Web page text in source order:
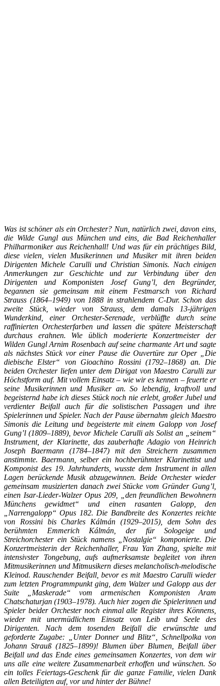
Was ist schöner als ein Orchester? Nun, natürlich zwei, davon eins,
die Wilde Gungl aus München und eins, die Bad Reichenhaller
Philharmoniker aus Reichenhall! Und was für ein prächtiges Bild,
diese vielen, vielen Musikerinnen und Musiker mit ihren beiden
Dirigenten Michele Carulli und Christian Simonis. Nach einigen
Anmerkungen zur Geschichte und zur Verbindung über den
Dirigenten und Komponisten Josef Gung’l, den Begründer,
begannen sie gemeinsam mit einem Festmarsch von Richard
Strauss (1864–1949) von 1888 in strahlendem C-Dur. Schon das
zweite Stück, wieder von Strauss, dem damals 13-jährigen
Wunderkind, einer Orchester-Serenade, verblüffte durch seine
raffinierten Orchesterfarben und lassen die spätere Meisterschaft
durchaus erahnen. Wie üblich moderierte Konzertmeister der
Wilden Gungl Arnim Rosenbach auf seine charmante Art und sagte
als nächstes Stück vor einer Pause die Ouvertüre zur Oper „Die
diebische Elster“ von Gioachino Rossini (1792–1868) an. Die
beiden Orchester liefen unter dem Dirigat von Maestro Carulli zur
Höchstform auf. Mit vollem Einsatz – wie wir es kennen – feuerte er
seine Musikerinnen und Musiker an. So lebendig, kraftvoll und
begeisternd habe ich dieses Stück noch nie erlebt, großer Jubel und
verdienter Beifall auch für die solistischen Passagen und ihre
Spielerinnen und Spieler. Nach der Pause übernahm gleich Maestro
Simonis die Leitung und begeisterte mit einem Galopp von Josef
Gung’l (1809–1889), bevor Michele Carulli als Solist an „seinem“
Instrument, der Klarinette, das zauberhafte Adagio von Heinrich
Joseph Baermann (1784–1847) mit den Streichern zusammen
anstimmte. Baermann, selber ein hochberühmter Klarinettist und
Komponist des 19. Jahrhunderts, wusste dem Instrument in allen
Lagen berückende Musik abzugewinnen. Beide Orchester wieder
gemeinsam musizierten danach zwei Stücke vom Gründer Gung’l,
einen Isar-Lieder-Walzer Opus 209, „den freundlichen Bewohnern
Münchens gewidmet“ und einen rasanten Galopp, den
„Narrengalopp“ Opus 182. Die Bandbreite des Konzertes reichte
von Rossini bis Charles Kálmán (1929–2015), dem Sohn des
berühmten Emmerich Kálmán, der für Sologeige und
Streichorchester ein Stück namens „Nostalgie“ komponierte. Die
Konzertmeisterin der Reichenhaller, Frau Yan Zhang, spielte mit
intensivster Tongebung, aufs aufmerksamste begleitet von ihren
Mitmusikerinnen und Mitmusikern dieses melancholisch-melodische
Kleinod. Rauschender Beifall, bevor es mit Maestro Carulli wieder
zum letzten Programmpunkt ging, dem Walzer und Galopp aus der
Suite „Maskerade“ vom armenischen Komponisten Aram
Chatschaturjan (1903–1978). Auch hier zogen die Spielerinnen und
Spieler beider Orchester noch einmal alle Register ihres Könnens,
wieder mit unermüdlichem Einsatz von Leib und Seele des
Dirigenten. Nach dem tosenden Beifall die erwünschte und
geforderte Zugabe: „Unter Donner und Blitz“, Schnellpolka von
Johann Strauß (1825–1899)! Blumen über Blumen, Beifall über
Beifall und das Ende eines gemeinsamen Konzertes, von dem wir
uns alle eine weitere Zusammenarbeit erhoffen und wünschen. So
ein tolles Feiertags-Geschenk für die ganze Familie, vielen Dank
allen Beteiligten auf, vor und hinter der Bühne!